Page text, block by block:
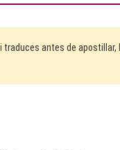
antes de